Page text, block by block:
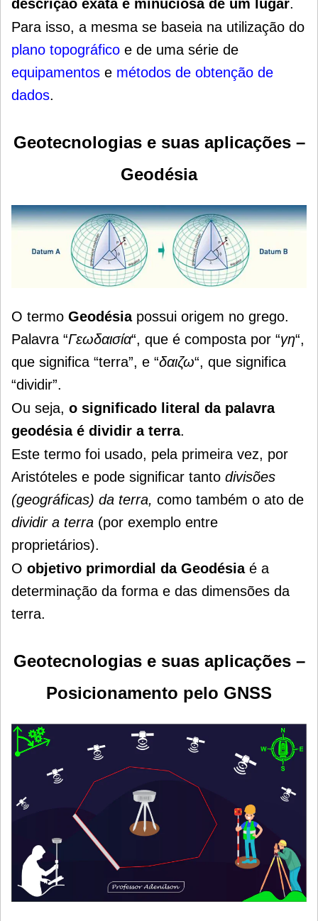
descrição exata e minuciosa de um lugar.
Para isso, a mesma se baseia na utilização do
plano topográfico e de uma série de
equipamentos e métodos de obtenção de
dados.
Geotecnologias e suas aplicações –
Geodésia
O termo Geodésiapossui origem no grego.
Palavra “Γεωδαισία“, que é composta por “γη“,
que significa “terra”, e “δαιζω“, que significa
“dividir”.
Ou seja, o significado literal da palavra
geodésia é dividir a terra.
Este termo foi usado, pela primeira vez, por
Aristóteles e pode significar tanto divisões
(geográficas) da terra, como também o ato de
dividir a terra (por exemplo entre
proprietários).
O objetivo primordial da Geodésiaé a
determinação da forma e das dimensões da
terra.
Geotecnologias e suas aplicações –
Posicionamento pelo GNSS